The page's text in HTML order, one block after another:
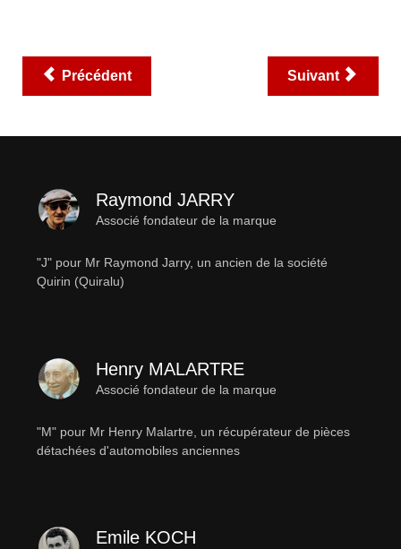
Précédent Suivant
Raymond JARRY
Associé fondateur de la marque
"J" pour Mr Raymond Jarry, un ancien de la société
Quirin (Quiralu)
Henry MALARTRE
Associé fondateur de la marque
"M" pour Mr Henry Malartre, un récupérateur de pièces
détachées d'automobiles anciennes
Emile KOCH